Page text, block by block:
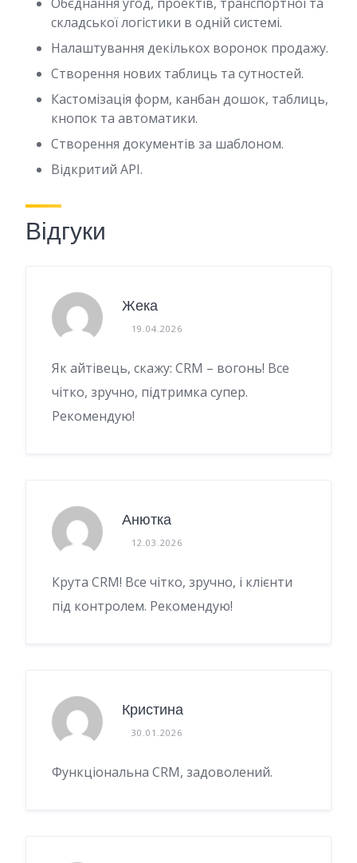
складської логістики в одній системі.
Налаштування декількох воронок продажу.
Створення нових таблиць та сутностей.
Кастомізація форм, канбан дошок, таблиць,
кнопок та автоматики.
Створення документів за шаблоном.
Відкритий API.
Відгуки
Жека
19.04.2026
Як айтівець, скажу: CRM – вогонь! Все
чітко, зручно, підтримка супер.
Рекомендую!
Анютка
12.03.2026
Крута CRM! Все чітко, зручно, і клієнти
під контролем. Рекомендую!
Кристина
30.01.2026
Функціональна CRM, задоволений.